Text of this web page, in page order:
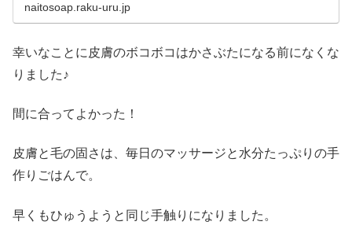
naitosoap.raku-uru.jp
幸いなことに皮膚のボコボコはかさぶたになる前になくな
りました♪
間に合ってよかった！
皮膚と毛の固さは、毎日のマッサージと水分たっぷりの手
作りごはんで。
早くもひゅうようと同じ手触りになりました。